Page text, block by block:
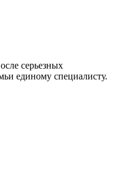
серьезных
единому специалисту.